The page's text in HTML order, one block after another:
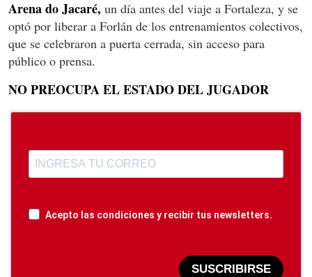
Arena do Jacaré, un día antes del viaje a Fortaleza, y se
optó por liberar a Forlán de los entrenamientos colectivos,
que se celebraron a puerta cerrada, sin acceso para
público o prensa.
NO PREOCUPA EL ESTADO DEL JUGADOR
Acepto las condiciones y recibir tus newsletters.
SUSCRIBIRSE